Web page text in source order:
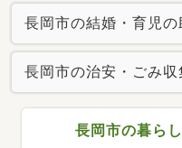
長岡市の結婚・育児の
長岡市の治安・ごみ収
長岡市の暮ら